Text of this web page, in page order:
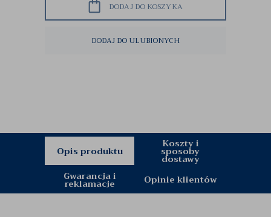
DODAJ DO KOSZYKA
DODAJ DO ULUBIONYCH
Opis produktu
Koszty i
sposoby
dostawy
Gwarancja i
reklamacje Opinie klientów